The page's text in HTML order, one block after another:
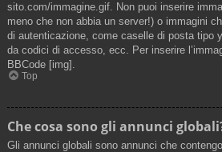
sito.com/immagine.gif. Non puoi inserire
meno che non abbia un server!) o immagini
di autenticazione, come caselle di posta tipo
da codici di accesso, ecc. Per inserire
BBCode [img].
Top
Che cosa sono gli annunci
Gli annunci globali sono annunci che